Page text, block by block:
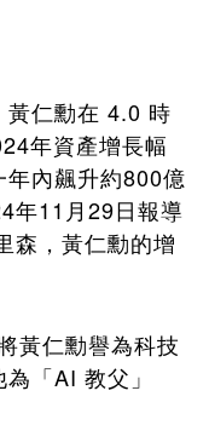
黃仁勳在 4.0 時
年資產增長幅
年內飆升約800億
年11月29日報導
森，黃仁勳的增
黃仁勳譽為科技
「 AI 教父」